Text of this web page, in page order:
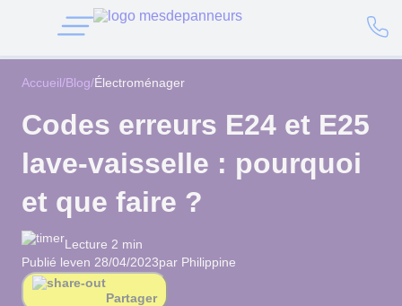
Accueil/Blog/Électroménager
Codes erreurs E24 et E25
lave-vaisselle : pourquoi
et que faire ?
Lecture 2 min
Publié leven 28/04/2023par Philippine
Partager